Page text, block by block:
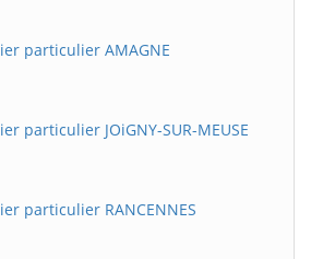
particulier AMAGNE
particulier JOiGNY-SUR-MEUSE
particulier RANCENNES